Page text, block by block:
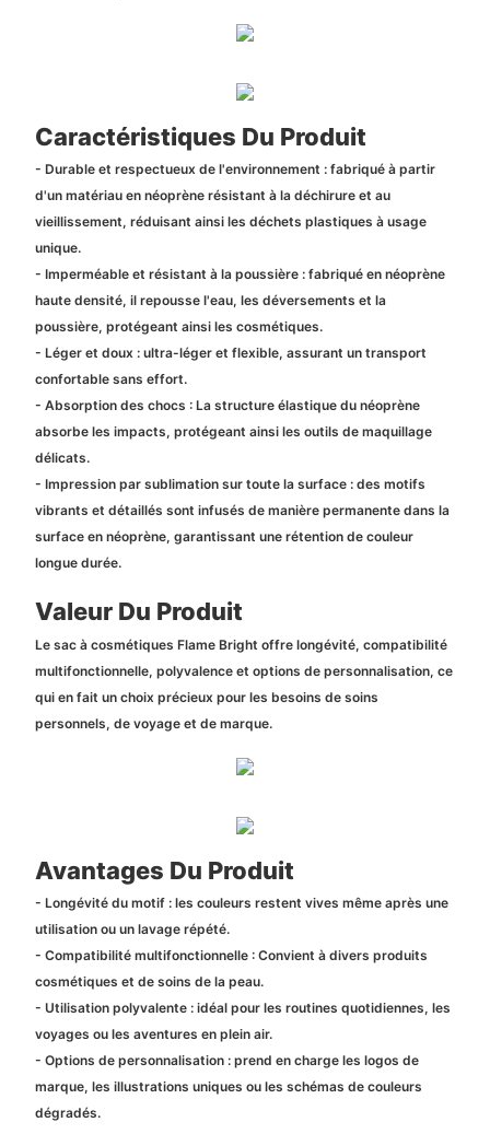
Caractéristiques Du Produit
- Durable et respectueux de l'environnement : fabriqué à partir
d'un matériau en néoprène résistant à la déchirure et au
vieillissement, réduisant ainsi les déchets plastiques à usage
unique.
- Imperméable et résistant à la poussière : fabriqué en néoprène
haute densité, il repousse l'eau, les déversements et la
poussière, protégeant ainsi les cosmétiques.
- Léger et doux : ultra-léger et flexible, assurant un transport
confortable sans effort.
- Absorption des chocs : La structure élastique du néoprène
absorbe les impacts, protégeant ainsi les outils de maquillage
délicats.
- Impression par sublimation sur toute la surface : des motifs
vibrants et détaillés sont infusés de manière permanente dans la
surface en néoprène, garantissant une rétention de couleur
longue durée.
Valeur Du Produit
Le sac à cosmétiques Flame Bright offre longévité, compatibilité
multifonctionnelle, polyvalence et options de personnalisation, ce
qui en fait un choix précieux pour les besoins de soins
personnels, de voyage et de marque.
Avantages Du Produit
- Longévité du motif : les couleurs restent vives même après une
utilisation ou un lavage répété.
- Compatibilité multifonctionnelle : Convient à divers produits
cosmétiques et de soins de la peau.
- Utilisation polyvalente : idéal pour les routines quotidiennes, les
voyages ou les aventures en plein air.
- Options de personnalisation : prend en charge les logos de
marque, les illustrations uniques ou les schémas de couleurs
dégradés.